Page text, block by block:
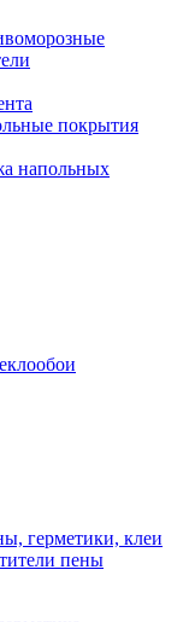
покрытия
напольных
герметики, клеи
пены